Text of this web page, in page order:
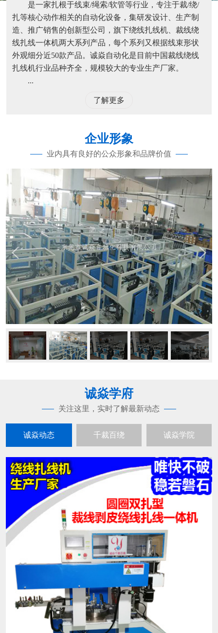
是一家扎根于线束/绳索/软管等行业，专注于裁/绕/
扎等核心动作相关的自动化设备，集研发设计、生产制
造、推广销售的创新型公司，旗下绕线扎线机、裁线绕
线扎线一体机两大系列产品，每个系列又根据线束形状
外观细分近50款产品。诚焱自动化是目前中国裁线绕线
扎线机行业品种齐全，规模较大的专业生产厂家。
...
了解更多
企业形象
业内具有良好的公众形象和品牌价值
诚焱学府
关注这里，实时了解最新动态
诚焱动态 千裁百绕 诚焱学院